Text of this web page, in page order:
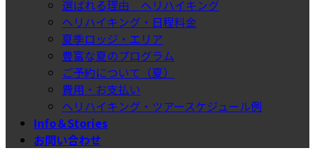
選ばれる理由＿ヘリハイキング
ヘリハイキング・日程料金
夏季ロッジ・エリア
豊富な夏のプログラム
ご予約について（夏）
費用・お支払い
ヘリハイキング・ツアースケジュール例
Info＆Stories
お問い合わせ